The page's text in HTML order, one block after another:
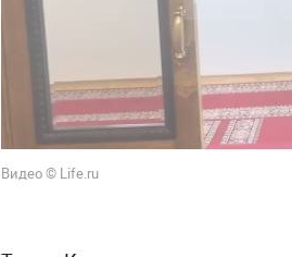
Видео © Life.ru